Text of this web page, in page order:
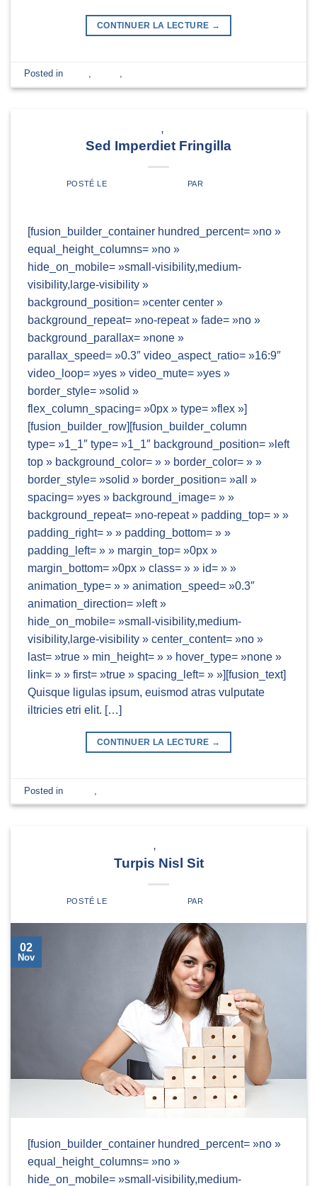
CONTINUER LA LECTURE →
Posted in
,
Sed Imperdiet Fringilla
POSTÉ LE PAR
[fusion_builder_container hundred_percent= »no »
equal_height_columns= »no »
hide_on_mobile= »small-visibility,medium-
visibility,large-visibility »
background_position= »center center »
background_repeat= »no-repeat » fade= »no »
background_parallax= »none »
parallax_speed= »0.3″ video_aspect_ratio= »16:9″
video_loop= »yes » video_mute= »yes »
border_style= »solid »
flex_column_spacing= »0px » type= »flex »]
[fusion_builder_row][fusion_builder_column
type= »1_1″ type= »1_1″ background_position= »left
top » background_color= » » border_color= » »
border_style= »solid » border_position= »all »
spacing= »yes » background_image= » »
background_repeat= »no-repeat » padding_top= » »
padding_right= » » padding_bottom= » »
padding_left= » » margin_top= »0px »
margin_bottom= »0px » class= » » id= » »
animation_type= » » animation_speed= »0.3″
animation_direction= »left »
hide_on_mobile= »small-visibility,medium-
visibility,large-visibility » center_content= »no »
last= »true » min_height= » » hover_type= »none »
link= » » first= »true » spacing_left= » »][fusion_text]
Quisque ligulas ipsum, euismod atras vulputate
iltricies etri elit. […]
CONTINUER LA LECTURE →
Posted in
,
Turpis Nisl Sit
POSTÉ LE PAR
02
Nov
[fusion_builder_container hundred_percent= »no »
equal_height_columns= »no »
hide_on_mobile= »small-visibility,medium-